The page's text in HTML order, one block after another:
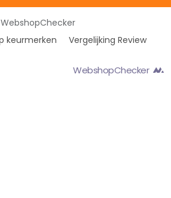
keurmerken
Vergelijking Review
WebshopChecker